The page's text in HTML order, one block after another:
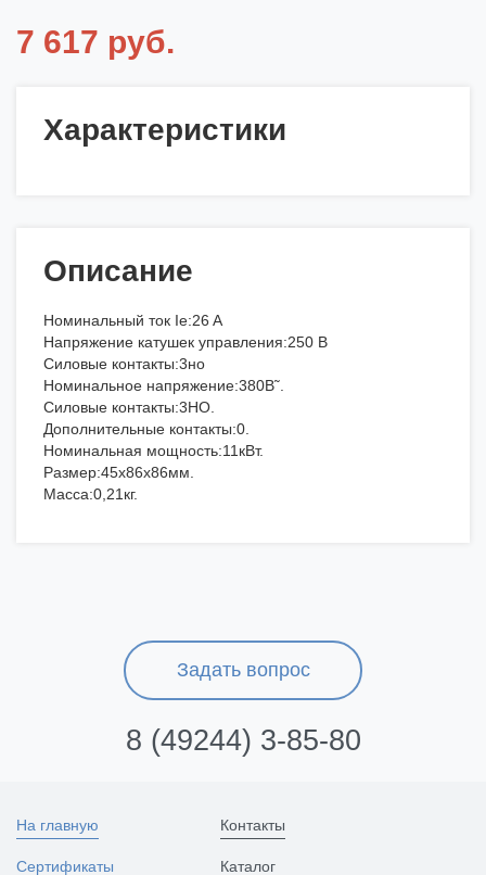
7 617 руб.
Характеристики
Описание
Номинальный ток Ie:26 A
Напряжение катушек управления:250 В
Силовые контакты:3но
Номинальное напряжение:380В˜.
Силовые контакты:3НО.
Дополнительные контакты:0.
Номинальная мощность:11кВт.
Размер:45х86х86мм.
Масса:0,21кг.
Задать вопрос
8 (49244) 3-85-80
На главную
Сертификаты
Контакты
Каталог